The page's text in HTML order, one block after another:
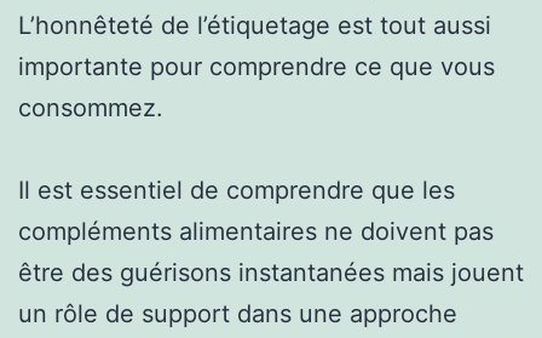
L’honnêteté de l’étiquetage est tout aussi
importante pour comprendre ce que vous
consommez.
Il est essentiel de comprendre que les
compléments alimentaires ne doivent pas
être des guérisons instantanées mais jouent
un rôle de support dans une approche